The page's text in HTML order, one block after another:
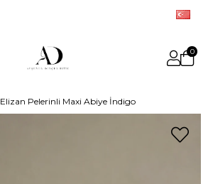
0
Elizan Pelerinli Maxi Abiye İndigo